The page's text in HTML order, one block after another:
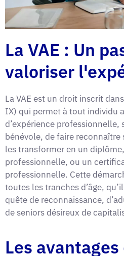
La VAE : Un
valoriser
La VAE est un droit inscrit
IX) qui permet à tout individu
d’expérience professionnelle,
bénévole, de faire reconnaître
les transformer en un
professionnelle, ou un
professionnelle. Cette
toutes les tranches d’âge,
quête de reconnaissance,
de seniors désireux de
Les avantages